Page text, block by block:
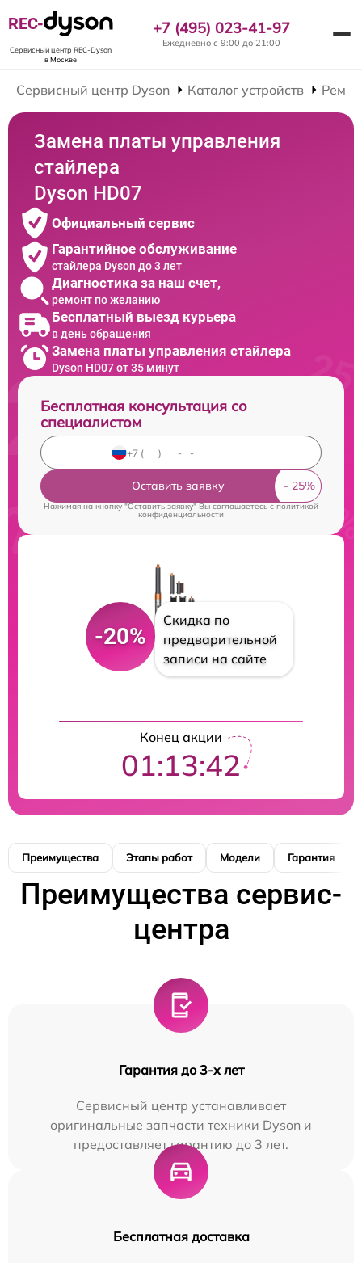
REC-
Сервисный центр REC-Dyson
в Москве
+7 (495) 023-41-97
Ежедневно с 9:00 до 21:00
Сервисный центр Dyson Каталог устройств
Замена платы управления
стайлера
Dyson HD07
Официальный сервис
Гарантийное обслуживание
стайлера Dyson до 3 лет
Диагностика за наш счет,
ремонт по желанию
Бесплатный выезд курьера
в день обращения
Замена платы управления стайлера
Dyson HD07 от 35 минут
Бесплатная консультация со
специалистом
Оставить заявку
Нажимая на кнопку "Оставить заявку" Вы соглашаетесь cполитикой
конфиденциальности
-20%
Скидка по
предварительной
записи на сайте
Конец акции
01:13:41
Преимущества Этапы работ Модели Гарантия
Преимущества сервис-
центра
Гарантия до 3-х лет
Сервисный центр устанавливает
оригинальные запчасти техники Dyson и
предоставляет гарантию до 3 лет.
Бесплатная доставка